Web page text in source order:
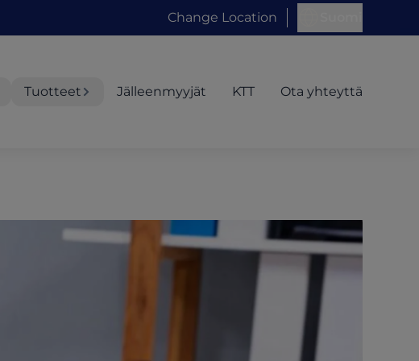
Change Location
Tuotteet Jälleenmyyjät KTT Ota yhteyttä